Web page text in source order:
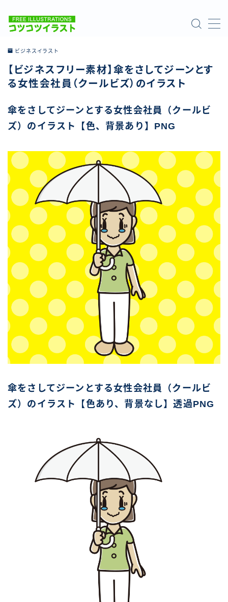
ホーム
お問い合わせ
ビジネスイラスト
【ビジネスフリー素材】傘をさしてジーンとす
る女性会社員（クールビズ）のイラスト
傘をさしてジーンとする女性会社員（クールビ
ズ）のイラスト【色、背景あり】PNG
傘をさしてジーンとする女性会社員（クールビ
ズ）のイラスト【色あり、背景なし】透過PNG